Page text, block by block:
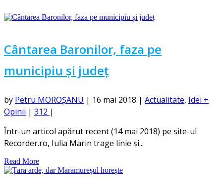
Cântarea Baronilor, faza pe
municipiu și județ
by Petru MOROȘANU | 16 mai 2018 | Actualitate, Idei +
Opinii | 312 |
Într-un articol apărut recent (14 mai 2018) pe site-ul
Recorder.ro, Iulia Marin trage linie și...
Read More